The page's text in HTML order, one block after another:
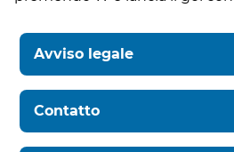
Avviso legale
Contatto